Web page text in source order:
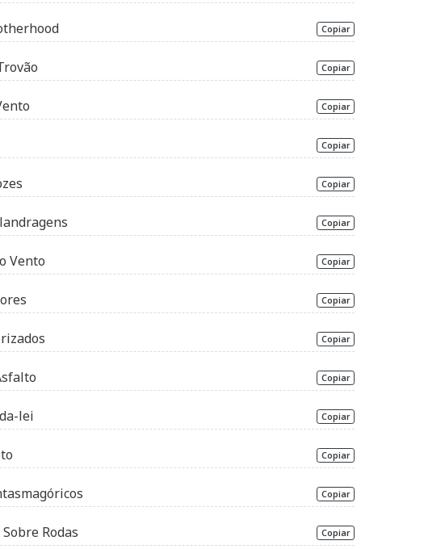
Copiar
Copiar
Copiar
Copiar
Copiar
Copiar
Vento Copiar
Copiar
Copiar
Copiar
lei Copiar
Copiar
Copiar
Rodas Copiar